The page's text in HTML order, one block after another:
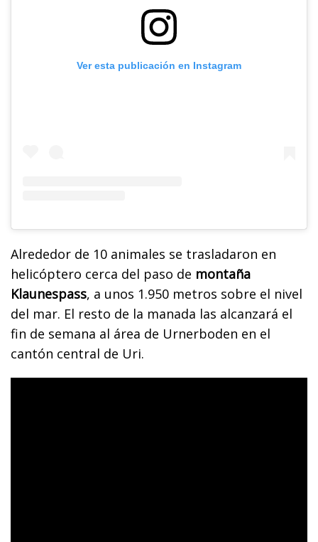
Ver esta publicación en Instagram
Alrededor de 10 animales se trasladaron en
helicóptero cerca del paso de montaña
Klaunespass, a unos 1.950 metros sobre el nivel
del mar. El resto de la manada las alcanzará el
fin de semana al área de Urnerboden en el
cantón central de Uri.